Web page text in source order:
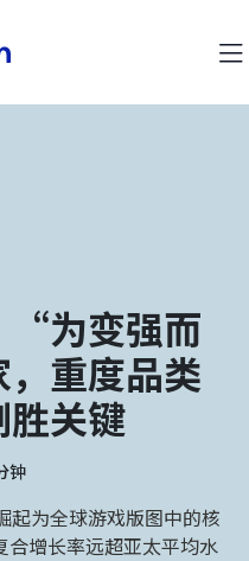
“为变强而
重度品类
胜关键
钟
起为全球游戏版图中的核
增长率远超亚太平均水